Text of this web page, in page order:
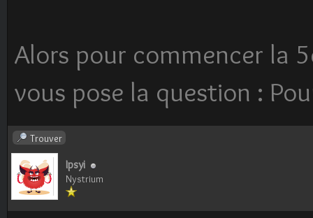
Alors pour commencer la
vous pose la question :
Trouver
Ipsyi
Nystrium